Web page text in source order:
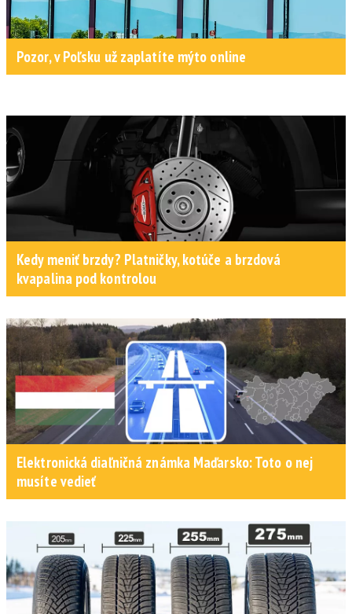
Pozor, v Poľsku už zaplatíte mýto online
Kedy meniť brzdy? Platničky, kotúče a brzdová
kvapalina pod kontrolou
Elektronická diaľničná známka Maďarsko: Toto o nej
musíte vedieť